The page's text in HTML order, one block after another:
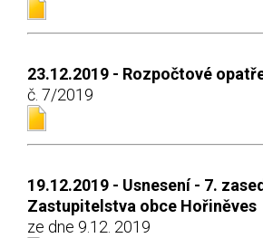
23.12.2019 - Rozpočtové
č. 7/2019
19.12.2019 - Usnesení - 7.
Zastupitelstva obce Hořiněves
ze dne 9.12. 2019